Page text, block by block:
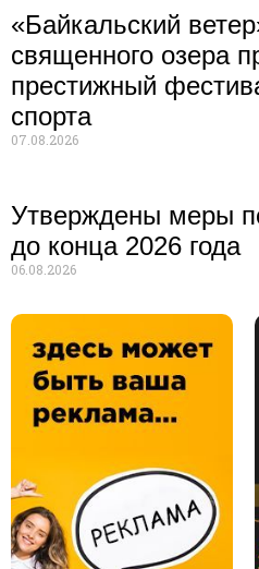
«Байкальский
священного озера
престижный
спорта
07.08.2026
Утверждены меры
до конца 2026 года
06.08.2026